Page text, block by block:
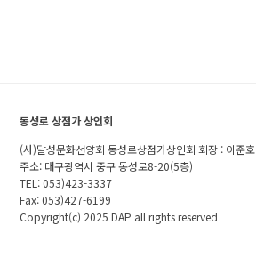
동성로 상점가 상인회
(사)달성문화선양회 동성로상점가상인회 회장 : 이준호
주소: 대구광역시 중구 동성로8-20(5층)
TEL: 053)423-3337
Fax: 053)427-6199
Copyright(c) 2025 DAP all rights reserved